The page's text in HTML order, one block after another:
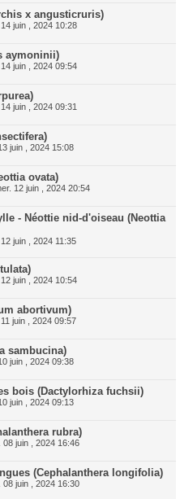
x angusticruris)
juin , 2024 10:28
aymoninii)
juin , 2024 09:54
juin , 2024 09:31
juin , 2024 15:08
ovata)
12 juin , 2024 20:54
- Néottie nid-d'oiseau (Neottia
juin , 2024 11:35
juin , 2024 10:54
abortivum)
juin , 2024 09:57
sambucina)
juin , 2024 09:38
bois (Dactylorhiza fuchsii)
juin , 2024 09:13
rubra)
08 juin , 2024 16:46
(Cephalanthera longifolia)
08 juin , 2024 16:30